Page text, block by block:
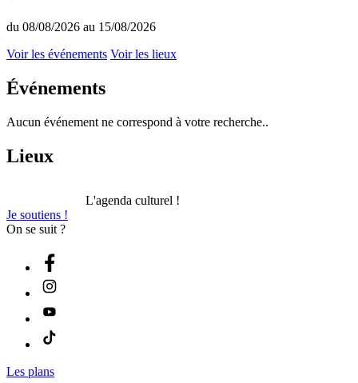
du 08/08/2026 au 15/08/2026
Voir les événements Voir les lieux
Événements
Aucun événement ne correspond à votre recherche..
Lieux
L'agenda culturel !
Je soutiens !
On se suit ?
Les plans